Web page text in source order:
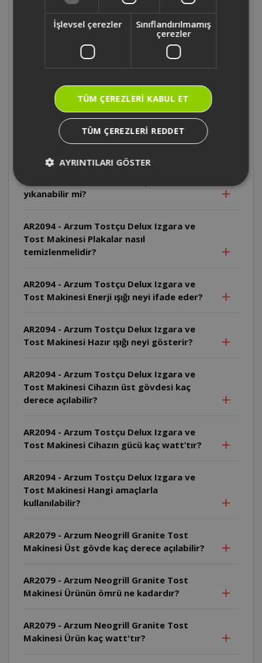
AR2094 - Arzum Tostçu Delux Izgara ve
Tost Makinesi İlk kullanımda neden duman
çıkabilir?
yüzeylerden uzak tutulmalıdır?
AR2094 - Arzum Tostçu Delux Izgara ve
Tost Makinesi Cihaz suya daldırılabilir mi?
AR2094 - Arzum Tostçu Delux Izgara ve
yıkanabilir mi?
AR2094 - Arzum Tostçu Delux Izgara ve
Tost Makinesi Plakalar nasıl
temizlenmelidir?
AR2094 - Arzum Tostçu Delux Izgara ve
Tost Makinesi Enerji ışığı neyi ifade eder?
AR2094 - Arzum Tostçu Delux Izgara ve
Tost Makinesi Hazır ışığı neyi gösterir?
AR2094 - Arzum Tostçu Delux Izgara ve
Tost Makinesi Cihazın üst gövdesi kaç
derece açılabilir?
AR2094 - Arzum Tostçu Delux Izgara ve
Tost Makinesi Cihazın gücü kaç watt’tır?
AR2094 - Arzum Tostçu Delux Izgara ve
Tost Makinesi Hangi amaçlarla
kullanılabilir?
AR2079 - Arzum Neogrill Granite Tost
Makinesi Üst gövde kaç derece açılabilir?
AR2079 - Arzum Neogrill Granite Tost
Makinesi Ürünün ömrü ne kadardır?
AR2079 - Arzum Neogrill Granite Tost
Makinesi Ürün kaç watt'tır?
İşlevsel çerezler
Sınıflandırılmamış
çerezler
TÜM ÇEREZLERI KABUL ET
TÜM ÇEREZLERI REDDET
AYRINTILARI GÖSTER